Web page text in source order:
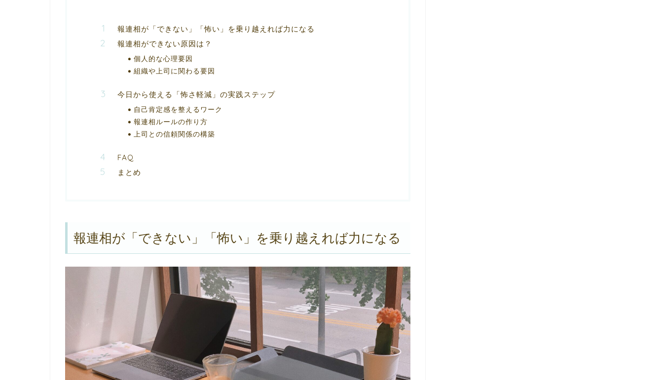
報連相が「できない」「怖い」を乗り越えれば力になる
報連相ができない原因は？
個人的な心理要因
組織や上司に関わる要因
今日から使える「怖さ軽減」の実践ステップ
自己肯定感を整えるワーク
報連相ルールの作り方
上司との信頼関係の構築
FAQ
まとめ
報連相が「できない」「怖い」を乗り越えれば力になる